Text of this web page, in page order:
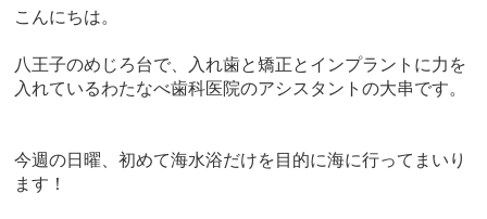
こんにちは。
八王子のめじろ台で、入れ歯と矯正とインプラントに力を
入れているわたなべ歯科医院のアシスタントの大串です。
今週の日曜、初めて海水浴だけを目的に海に行ってまいり
ます！